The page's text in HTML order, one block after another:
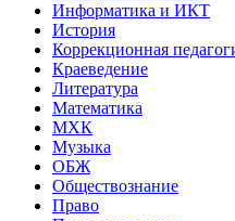
Информатика и ИКТ
История
Коррекционная
Краеведение
Литература
Математика
МХК
Музыка
ОБЖ
Обществознание
Право